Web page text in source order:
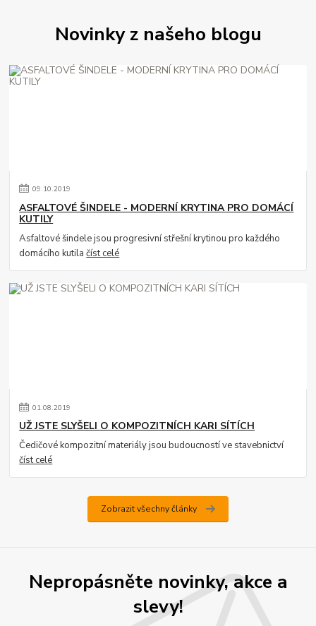
Novinky z našeho blogu
09.10.2019
ASFALTOVÉ ŠINDELE - MODERNÍ KRYTINA PRO DOMÁCÍ
KUTILY
Asfaltové šindele jsou progresivní střešní krytinou pro každého
domácího kutilačíst celé
01.08.2019
UŽ JSTE SLYŠELI O KOMPOZITNÍCH KARI SÍTÍCH
Čedičové kompozitní materiály jsou budoucností ve stavebnictví
číst celé
Zobrazit všechny články
Nepropásněte novinky, akce a
slevy!